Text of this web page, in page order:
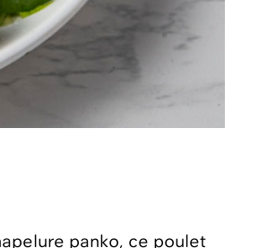
panko, ce poulet